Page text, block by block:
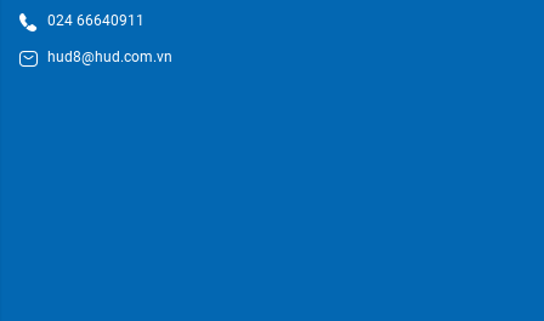
024 66640911
hud8@hud.com.vn